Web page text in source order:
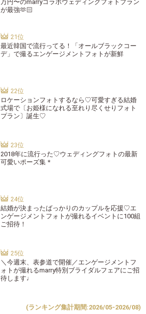
万円〜のmarryコラボウェディングフォトプラン
が最強🫶🏻
最近韓国で流行ってる！「オールブラックコー
デ」で撮るエンゲージメントフォトが新鮮
ロケーションフォトするなら♡可愛すぎる結婚
式場で〔お姫様になれる至れり尽くせりフォト
プラン〕誕生♡
2018年に流行った♡ウェディングフォトの最新
可愛いポーズ集＊
結婚が決まったばっかりのカップルを応援♡エ
ンゲージメントフォトが撮れるイベントに100組
ご招待！
＼今週末、表参道で開催／エンゲージメントフ
ォトが撮れるmarry特別ブライダルフェアにご招
待します♩
(ランキング集計期間:2026/05-2026/08)